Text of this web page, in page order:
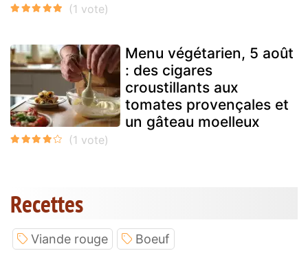
Menu végétarien, 5 août
: des cigares
croustillants aux
tomates provençales et
un gâteau moelleux
Recettes
Viande rouge Boeuf